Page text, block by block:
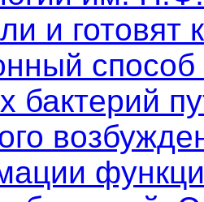
и готовят
бактерий